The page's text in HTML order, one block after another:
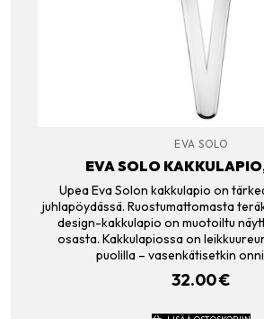
EVA SOLO
EVA SOLO
Upea Eva Solon kakkulapio on
juhlapöydässä. Ruostumattomasta
design-kakkulapio on muotoiltu
osasta. Kakkulapiossa on
puolilla – vasenkätisetkin
32.00€